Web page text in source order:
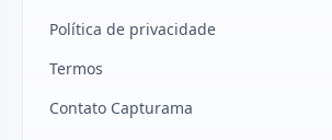
Política de privacidade
Termos
Contato Capturama